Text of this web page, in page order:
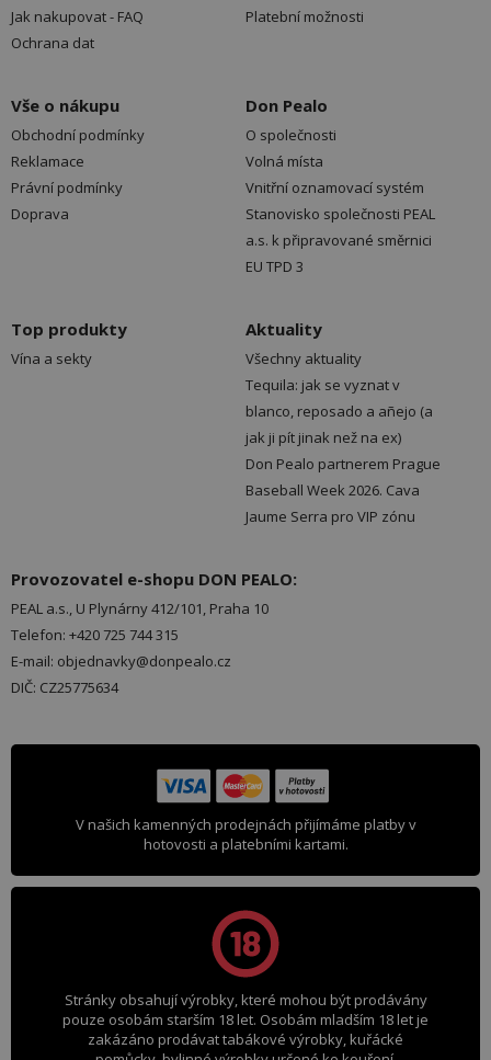
Jak nakupovat - FAQ
Ochrana dat
Platební možnosti
Vše o nákupu
Obchodní podmínky
Reklamace
Právní podmínky
Doprava
Don Pealo
O společnosti
Volná místa
Vnitřní oznamovací systém
Stanovisko společnosti PEAL
a.s. k připravované směrnici
EU TPD 3
Top produkty
Vína a sekty
Aktuality
Všechny aktuality
Tequila: jak se vyznat v
blanco, reposado a añejo (a
jak ji pít jinak než na ex)
Don Pealo partnerem Prague
Baseball Week 2026. Cava
Jaume Serra pro VIP zónu
Provozovatel e-shopu DON PEALO:
PEAL a.s., U Plynárny 412/101, Praha 10
Telefon: +420 725 744 315
E-mail: objednavky@donpealo.cz
DIČ: CZ25775634
V našich kamenných prodejnách přijímáme platby v
hotovosti a platebními kartami.
Stránky obsahují výrobky, které mohou být prodávány
pouze osobám starším 18 let. Osobám mladším 18 let je
zakázáno prodávat tabákové výrobky, kuřácké